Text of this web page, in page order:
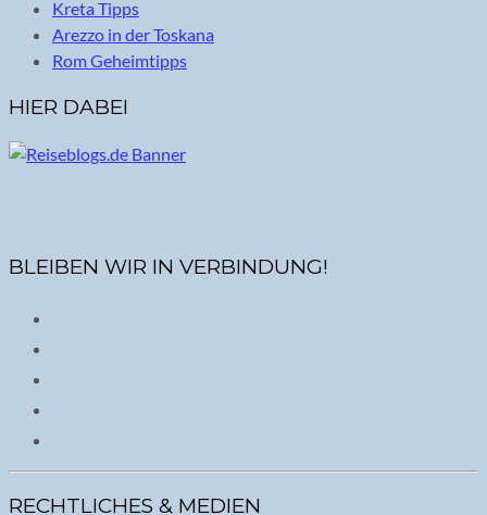
Kreta Tipps
Arezzo in der Toskana
Rom Geheimtipps
HIER DABEI
BLEIBEN WIR IN VERBINDUNG!
RECHTLICHES & MEDIEN